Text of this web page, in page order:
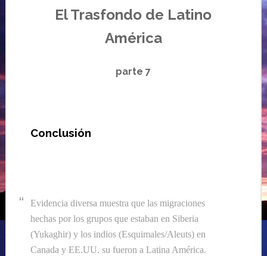
El Trasfondo de Latino
América
parte 7
Conclusión
Evidencia diversa muestra que las migraciones
hechas por los grupos que estaban en Siberia
(Yukaghir) y los indios (Esquimales/Aleuts)en
Canada y EE.UU. su fueron a Latina América.